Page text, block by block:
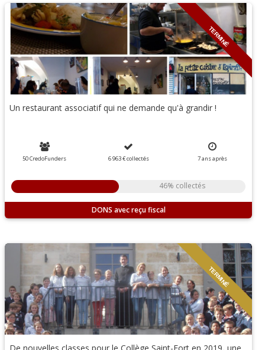
TERMINÉ
Un restaurant associatif qui ne demande qu'à grandir !
50 CredoFunders 6 963 €collectés 7ansaprès
46% collectés
DONS
TERMINÉ
De nouvelles classes pour le Collège Saint-Fort en 2019, une